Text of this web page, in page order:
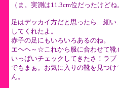
（ま。実測は11.3cm位だったけどね
足はデッカイ方だと思ったら…細
してくれたよ。
赤子の足にもいろいろあるのね。
エヘヘ～☆これから服に合わせて靴
いっぱいチェックしてきたさ！ラブ
でもまぁ。お気に入りの靴を見つ
ん。